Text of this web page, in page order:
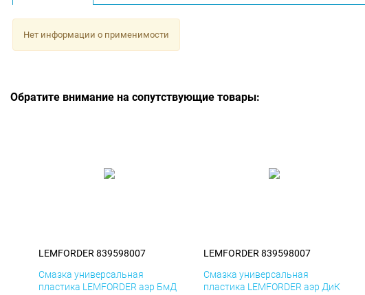
Нет информации о применимости
Обратите внимание на сопутствующие товары:
LEMFORDER 839598007
Смазка универсальная
пластика LEMFORDER аэр БмД
LEMFORDER 839598007
Смазка универсальная
пластика LEMFORDER аэр ДиК